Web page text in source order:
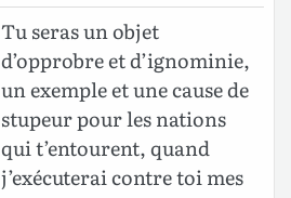
Tu seras un objet
d’opprobre et d’ignominie,
un exemple et une cause de
stupeur pour les nations
qui t’entourent, quand
j’exécuterai contre toi mes